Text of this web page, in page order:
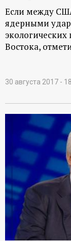
Если между
ядерными
экологических
Востока,
30 августа 2017 -